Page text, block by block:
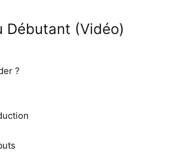
Débutant (Vidéo)
?